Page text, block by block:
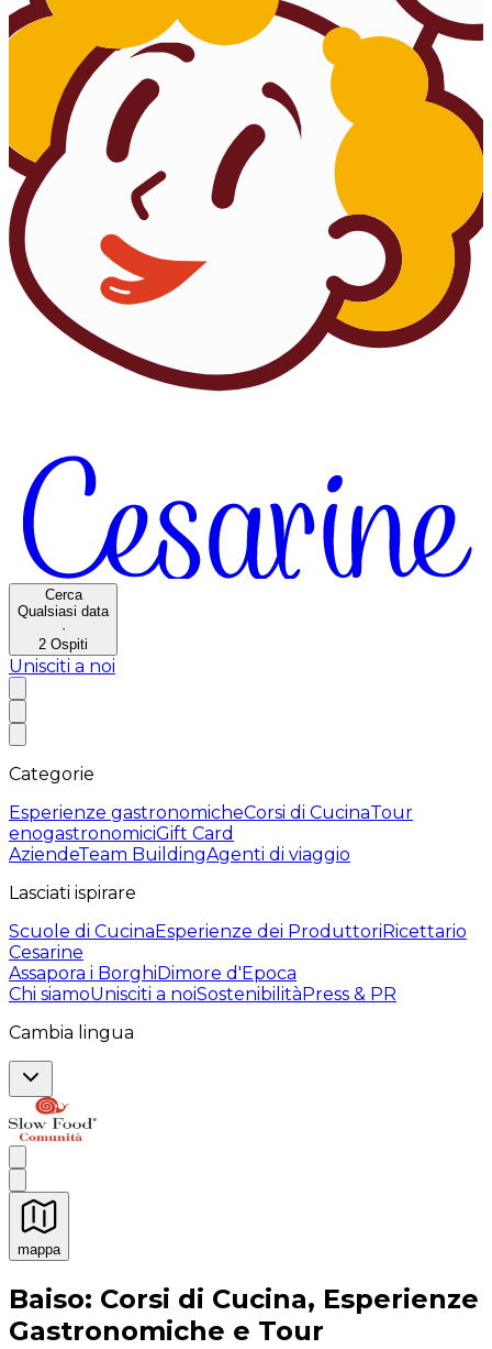
Cerca
Qualsiasi data
·
2 Ospiti
Unisciti a noi
Categorie
Esperienze gastronomicheCorsi di CucinaTour
enogastronomiciGift Card
AziendeTeam BuildingAgenti di viaggio
Lasciati ispirare
Scuole di CucinaEsperienze dei ProduttoriRicettario
Cesarine
Assapora i BorghiDimore d'Epoca
Chi siamoUnisciti a noiSostenibilitàPress & PR
Cambia lingua
mappa
Esperienze culinarie indimenticabili: Esperienze
Baiso: Corsi di Cucina, Esperienze
Gastronomiche e Tour